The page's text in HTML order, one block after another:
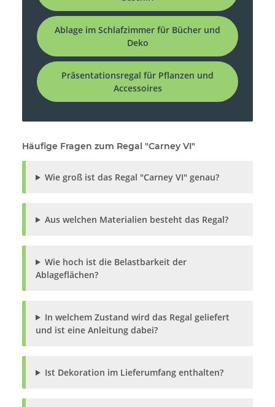
Ablage im Schlafzimmer für Bücher und
Deko
Präsentationsregal für Pflanzen und
Accessoires
Häufige Fragen zum Regal "Carney VI"
Wie groß ist das Regal "Carney VI" genau?
Aus welchen Materialien besteht das Regal?
Wie hoch ist die Belastbarkeit der
Ablageflächen?
In welchem Zustand wird das Regal geliefert
und ist eine Anleitung dabei?
Ist Dekoration im Lieferumfang enthalten?